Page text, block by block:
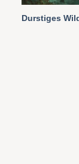
Durstiges